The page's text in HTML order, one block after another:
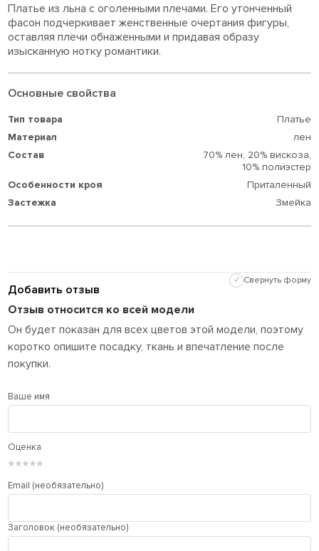
Платье из льна с оголенными плечами. Его утонченный
фасон подчеркивает женственные очертания фигуры,
оставляя плечи обнаженными и придавая образу
изысканную нотку романтики.
Основные свойства
Тип товара
Платье
Материал
лен
Состав
70% лен, 20% вискоза,
10% полиэстер
Особенности кроя
Приталенный
Застежка
Змейка
Добавить отзыв
✓ Свернуть форму
Отзыв относится ко всей модели
Он будет показан для всех цветов этой модели, поэтому
коротко опишите посадку, ткань и впечатление после
покупки.
Ваше имя
Оценка
★
★
★
★
★
Email (необязательно)
Заголовок (необязательно)